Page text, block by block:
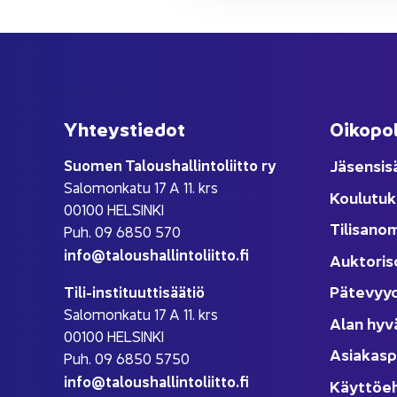
Yh­teys­tie­dot
Suo­men Ta­lous­hal­lin­to­liit­to ry
Sa­lo­mon­ka­tu 17 A 11. krs
00100 HEL­SIN­KI
Puh. 09 6850 570
info@ta­lous­hal­lin­to­liit­to.fi
Tili-​instituuttisäätiö
Sa­lo­mon­ka­tu 17 A 11. krs
00100 HEL­SIN­KI
Puh. 09 6850 5750
info@ta­lous­hal­lin­to­liit­to.fi
Alan